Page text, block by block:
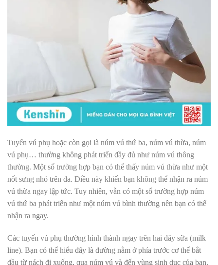
Tuyến vú phụ hoặc còn gọi là núm vú thứ ba, núm vú thừa, núm
vú phụ… thường không phát triển đầy đủ như núm vú thông
thường. Một số trường hợp bạn có thể thấy núm vú thừa như một
nốt sưng nhỏ trên da. Điều này khiến bạn không thể nhận ra núm
vú thừa ngay lập tức. Tuy nhiên, vẫn có một số trường hợp núm
vú thứ ba phát triển như một núm vú bình thường nên bạn có thể
nhận ra ngay.
Các tuyến vú phụ thường hình thành ngay trên hai dây sữa (milk
line). Bạn có thể hiểu đây là đường nằm ở phía trước cơ thể bắt
đầu từ nách đi xuống, qua núm vú và đến vùng sinh dục của bạn.